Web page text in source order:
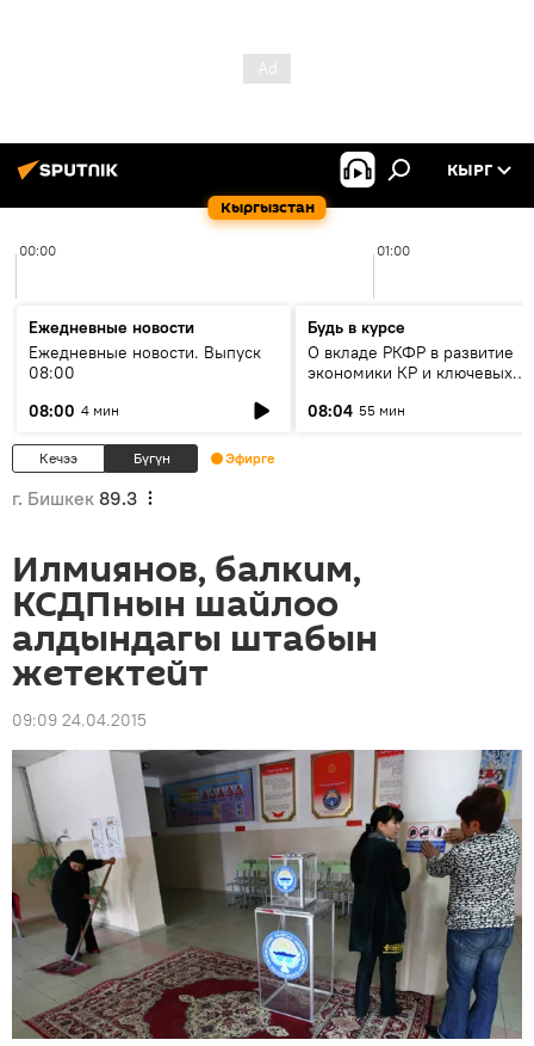
Кыргызстан
КЫРГ
00:00 01:00
Ежедневные новости
Ежедневные новости. Выпуск
08:00
08:00 4 мин
Будь в курсе
О вкладе РКФР в развитие
экономики КР и ключевых
08:04 55 мин
Кечээ Бүгүн Эфирге
г. Бишкек 89.3
Илмиянов, балким,
КСДПнын шайлоо
алдындагы штабын
жетектейт
09:09 24.04.2015